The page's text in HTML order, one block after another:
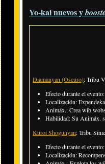
Yo-kai nuevos y
Diamanyan (Oscuro): Tribu
Efecto durante el
Localización:
Animáx.:Crea wib
Habilidad:Su Animáx.
Kuroi Shogunyan: Tribu
Efecto durante el
Localización: